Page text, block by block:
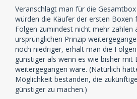
Veranschlagt man für die
würden die Käufer der ersten Boxen
Folgen zumindest nicht mehr zahlen
ursprünglichen Prinzip
noch niedriger, erhält man die
günstiger als wenn es wie bisher mit
weitergegangen wäre. (Natürlich
Möglichkeit bestanden, die
günstiger zu machen.)